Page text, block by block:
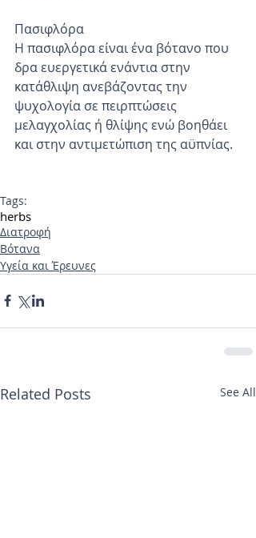
Πασιφλόρα
Η πασιφλόρα είναι ένα βότανο που
δρα ευεργετικά ενάντια στην
κατάθλιψη ανεβάζοντας την
ψυχολογία σε πειρπτώσεις
μελαγχολίας ή θλίψης ενώ βοηθάει
και στην αντιμετώπιση της αϋπνίας.
Tags:
herbs
Διατροφή
Βότανα
Υγεία και Έρευνες
Related Posts See All